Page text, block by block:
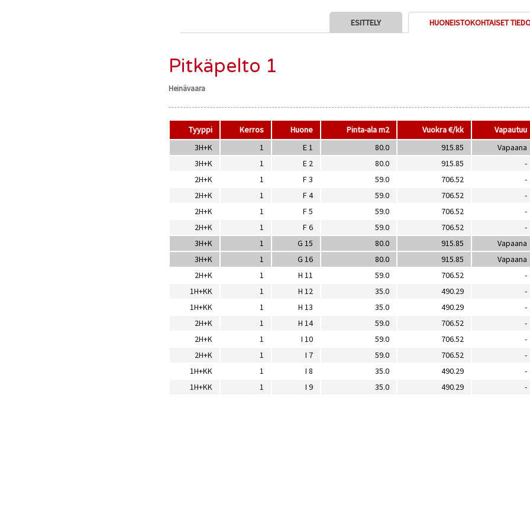
HUONEISTOKOHTAISET
ESITTELY
Pitkäpelto 1
Heinävaara
Tyyppi Kerros Huone Pinta-ala m2 Vuokra €/kk
Vapautuu
3H+K
1 E 1 80.0 915.85
Vapaana
3H+K
1 E 2 80.0 915.85
-
2H+K
1 F 3 59.0 706.52
-
2H+K
1 F 4 59.0 706.52
-
2H+K
1 F 5 59.0 706.52
-
2H+K
1 F 6 59.0 706.52
-
3H+K
1 G 15 80.0 915.85
Vapaana
3H+K
1 G 16 80.0 915.85
Vapaana
2H+K
1 H 11 59.0 706.52
-
1H+KK
1 H 12 35.0 490.29
-
1H+KK
1 H 13 35.0 490.29
-
2H+K
1 H 14 59.0 706.52
-
2H+K
1 I 10 59.0 706.52
-
2H+K
1 I 7 59.0 706.52
-
1H+KK
1 I 8 35.0 490.29
-
1H+KK
1 I 9 35.0 490.29 -